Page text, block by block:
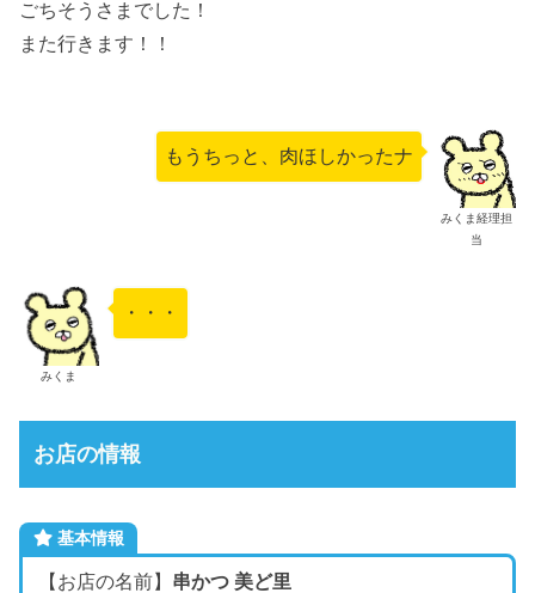
ごちそうさまでした！
また行きます！！
みくま経理担
当
もうちっと、肉ほしかったナ
みくま
・・・
お店の情報
基本情報
【お店の名前】 串かつ 美ど里